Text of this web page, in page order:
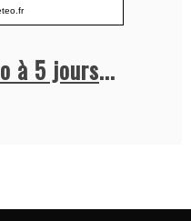
à 5 jours...